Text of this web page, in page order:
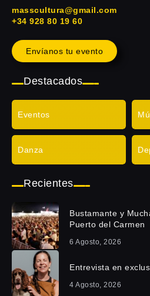
masscultura@gmail.com
+34 928 80 19 60
Envíanos tu evento
Destacados
Eventos
Danza
Recientes
Bustamante y
Puerto del Carmen
6 Agosto, 2026
Entrevista en
4 Agosto, 2026